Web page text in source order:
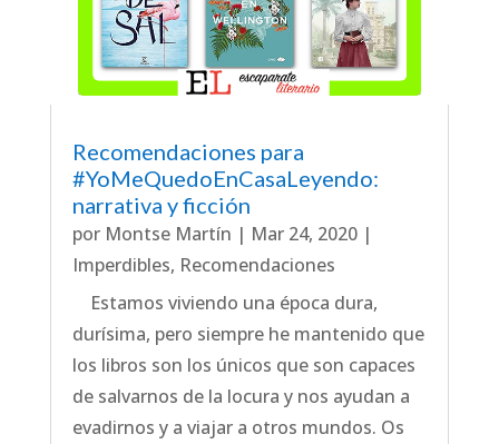
Recomendaciones para
#YoMeQuedoEnCasaLeyendo:
narrativa y ficción
por Montse Martín | Mar 24, 2020|
Imperdibles, Recomendaciones
Estamos viviendo una época dura,
durísima, pero siempre he mantenido que
los libros son los únicos que son capaces
de salvarnos de la locura y nos ayudan a
evadirnos y a viajar a otros mundos. Os